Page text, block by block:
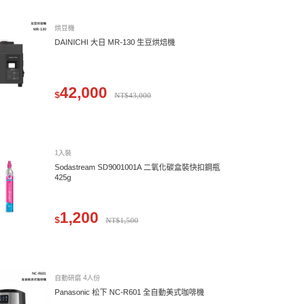
烘豆機
DAINICHI 大日 MR-130 生豆烘焙機
$42,000 NT$43,000
1入裝
Sodastream SD9001001A 二氧化碳盒裝快扣鋼瓶
425g
$1,200 NT$1,500
自動研磨 4人份
Panasonic 松下 NC-R601 全自動美式咖啡機